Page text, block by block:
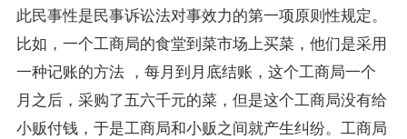
此民事性是民事诉讼法对事效力的第一项原则性规定。
比如，一个工商局的食堂到菜市场上买菜，他们是采用
一种记账的方法 ，每月到月底结账，这个工商局一个
月之后，采购了五六千元的菜，但是这个工商局没有给
小贩付钱，于是工商局和小贩之间就产生纠纷。工商局